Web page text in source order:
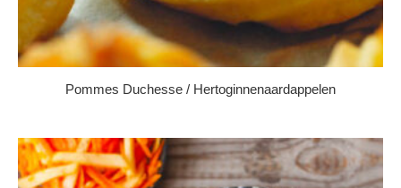
Pommes Duchesse / Hertoginnenaardappelen